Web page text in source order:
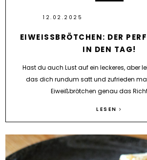
12.02.2025
EIWEISSBRÖTCHEN: DER
N DEN TAG!
Hast du auch Lust auf ein leckeres, aber
das dich rundum satt und zufrieden
Eiweißbrötchen genau das
LESEN